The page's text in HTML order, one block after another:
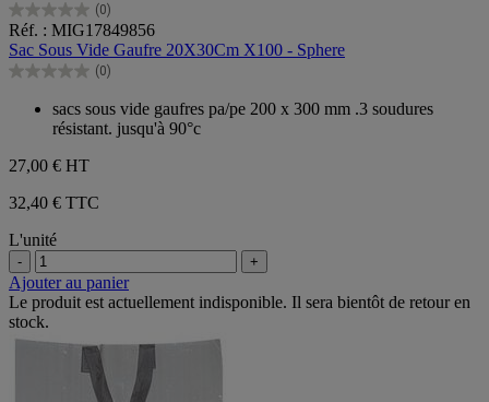
(0)
0.0
sur
5
étoiles.
Réf. : MIG17849856
Sac Sous Vide Gaufre 20X30Cm X100 - Sphere
(0)
0.0
étoiles.
sacs sous vide gaufres pa/pe 200 x 300 mm .3 soudures
résistant. jusqu'à 90°c
27,00 € HT
32,40 € TTC
L'unité
- +
Ajouter au panier
Le produit est actuellement indisponible. Il sera bientôt de retour en
stock.